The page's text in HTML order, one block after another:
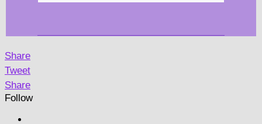
Share
Tweet
Share
Follow